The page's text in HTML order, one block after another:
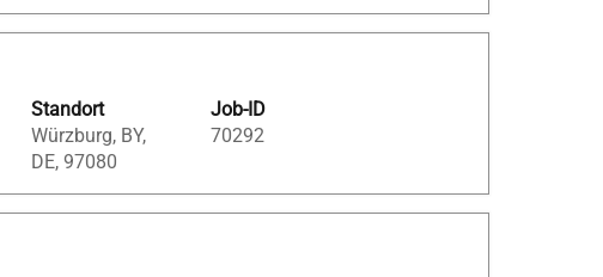
Standort
Würzburg, BY,
DE, 97080
Job-ID
70292